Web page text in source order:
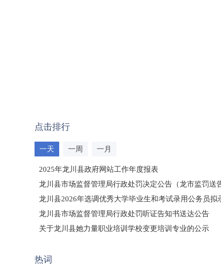
点击排行
一天 一周 一月
2025年龙川县政府网站工作年度报表
龙川县市场监督管理局行政处罚决定公告（龙市监罚送
龙川县2026年选调优秀大学毕业生和考试录用公务员拟
龙川县市场监督管理局行政处罚听证告知书送达公告
（龙市监罚送告〔2026〕71号）
关于龙川县她力量职业培训学校变更培训专业的公示
热词